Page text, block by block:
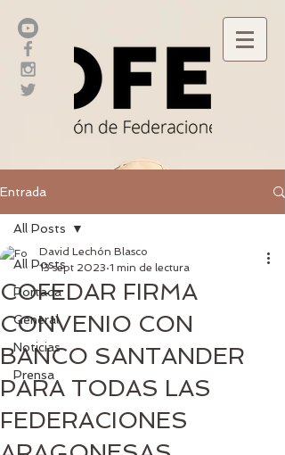
Entrada
All Posts
Portada
General
Noticias
Prensa
All Posts
COFEDAR FIRMA
CONVENIO CON
BANCO SANTANDER
PARA TODAS LAS
FEDERACIONES
David Lechón Blasco
13 sept 2023 1 min de lectura